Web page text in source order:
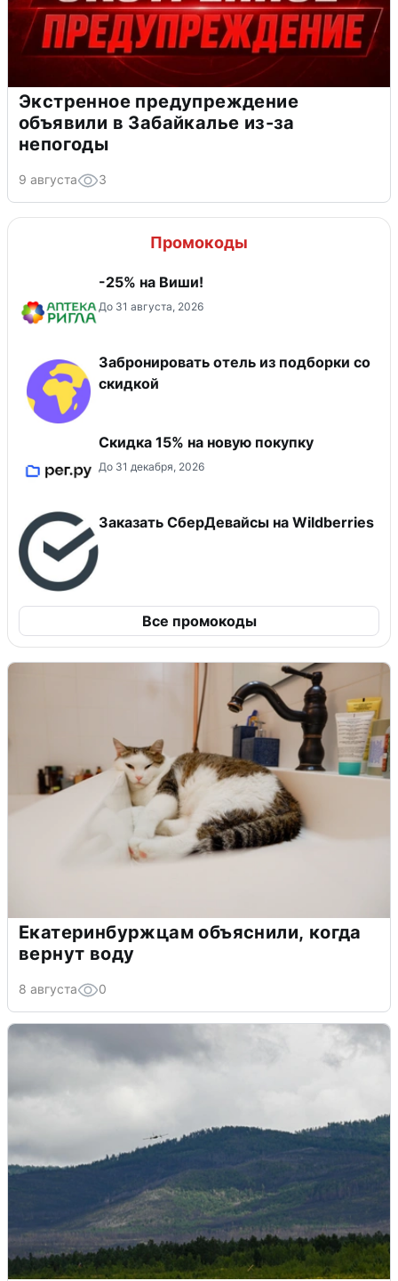
Экстренное предупреждение
объявили в Забайкалье из-за
непогоды
9 августа 3
Промокоды
-25% на Виши!
До 31 августа, 2026
Забронировать отель из подборки со
скидкой
Скидка 15% на новую покупку
До 31 декабря, 2026
Заказать СберДевайсы на Wildberries
Все промокоды
Екатеринбуржцам объяснили, когда
вернут воду
8 августа 0